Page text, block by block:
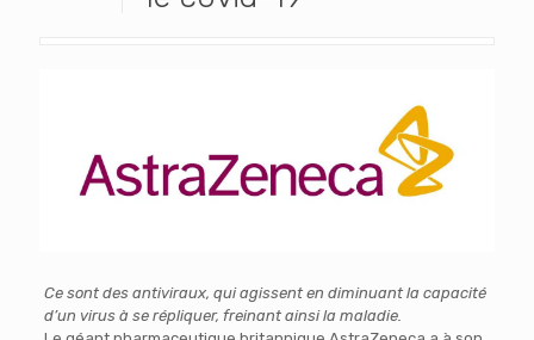
Ce sont des antiviraux, qui agissent en diminuant la capacité
d’un virus à se répliquer, freinant ainsi la maladie.